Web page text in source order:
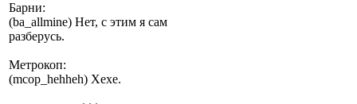
Барни:
(ba_allmine) Нет, с этим я сам
разберусь.
Метрокоп:
(mcop_hehheh) Хехе.